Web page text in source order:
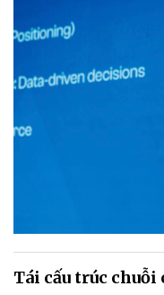
Tái cấu trúc chuỗi